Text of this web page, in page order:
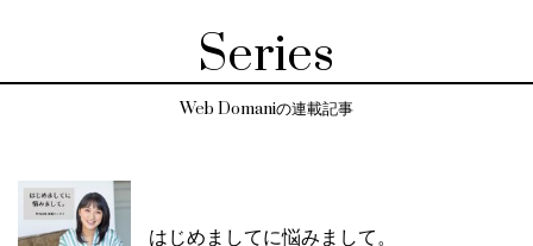
Series
Web Domaniの連載記事
はじめましてに悩みまして。